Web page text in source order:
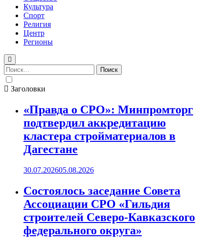
Культура
Спорт
Религия
Центр
Регионы
Найти:
Заголовки
«Правда о СРО»: Минпромторг
подтвердил аккредитацию
кластера стройматериалов в
Дагестане
30.07.202605.08.2026
Состоялось заседание Совета
Ассоциации СРО «Гильдия
строителей Северо-Кавказского
федерального округа»